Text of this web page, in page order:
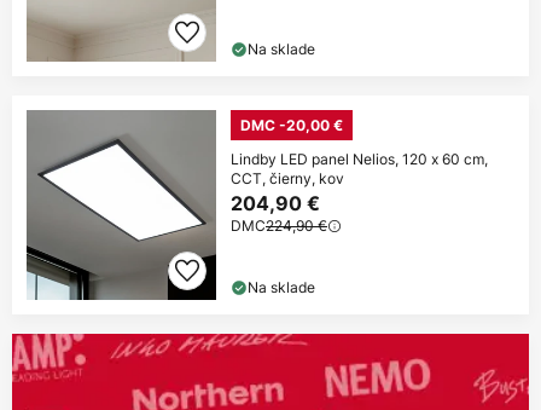
Na sklade
DMC -20,00 €
Lindby LED panel Nelios, 120 x 60 cm,
CCT, čierny, kov
204,90 €
DMC224,90 €
Na sklade